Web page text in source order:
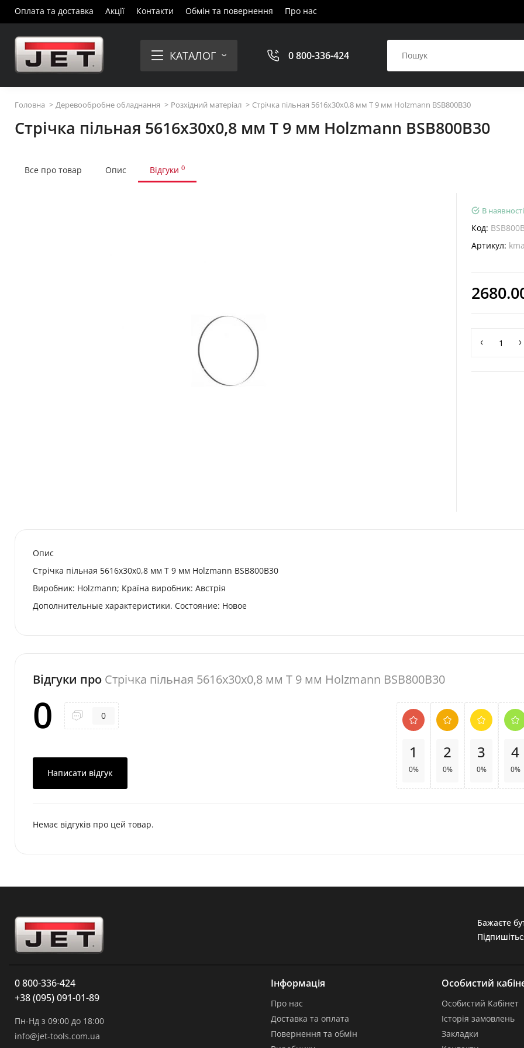
Оплата та доставка Акції Контакти Обмін та повернення Про нас
КАТАЛОГ 0 800-336-424
Головна Деревообробне обладнання Розхідний матеріал Стрічка пільная 5616x30x0,8 мм T 9 мм Holzmann BSB800B30
Стрічка пільная 5616x30x0,8 мм T 9 мм Holzmann BSB800B30
Все про товар Опис Відгуки 0
В наявності
Код:
Артикул:
Опис
Стрічка пільная 5616x30x0,8 мм T 9 мм Holzmann BSB800B30
Виробник: Holzmann; Країна виробник: Австрія
Дополнительные характеристики. Состояние: Новое
Відгуки про Стрічка пільная 5616x30x0,8 мм T 9 мм Holzmann BSB800B30
0 0
Написати відгук
1
0%
2
0%
3
0%
4
0%
Немає відгуків про цей товар.
Бажаєте
0 800-336-424
+38 (095) 091-01-89
Пн-Нд з 09:00 до 18:00
info@jet-tools.com.ua
Інформація
Про нас
Доставка та оплата
Повернення та обмін
Особистий
Особистий Кабінет
Історія замовлень
Закладки